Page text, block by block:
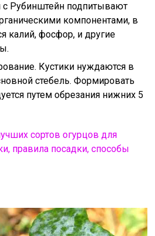
с Рубинштейн подпитывают
компонентами, в
калий, фосфор, и другие
Кустики нуждаются в
стебель. Формировать
путем обрезания нижних 5
сортов огурцов для
правила посадки, способы